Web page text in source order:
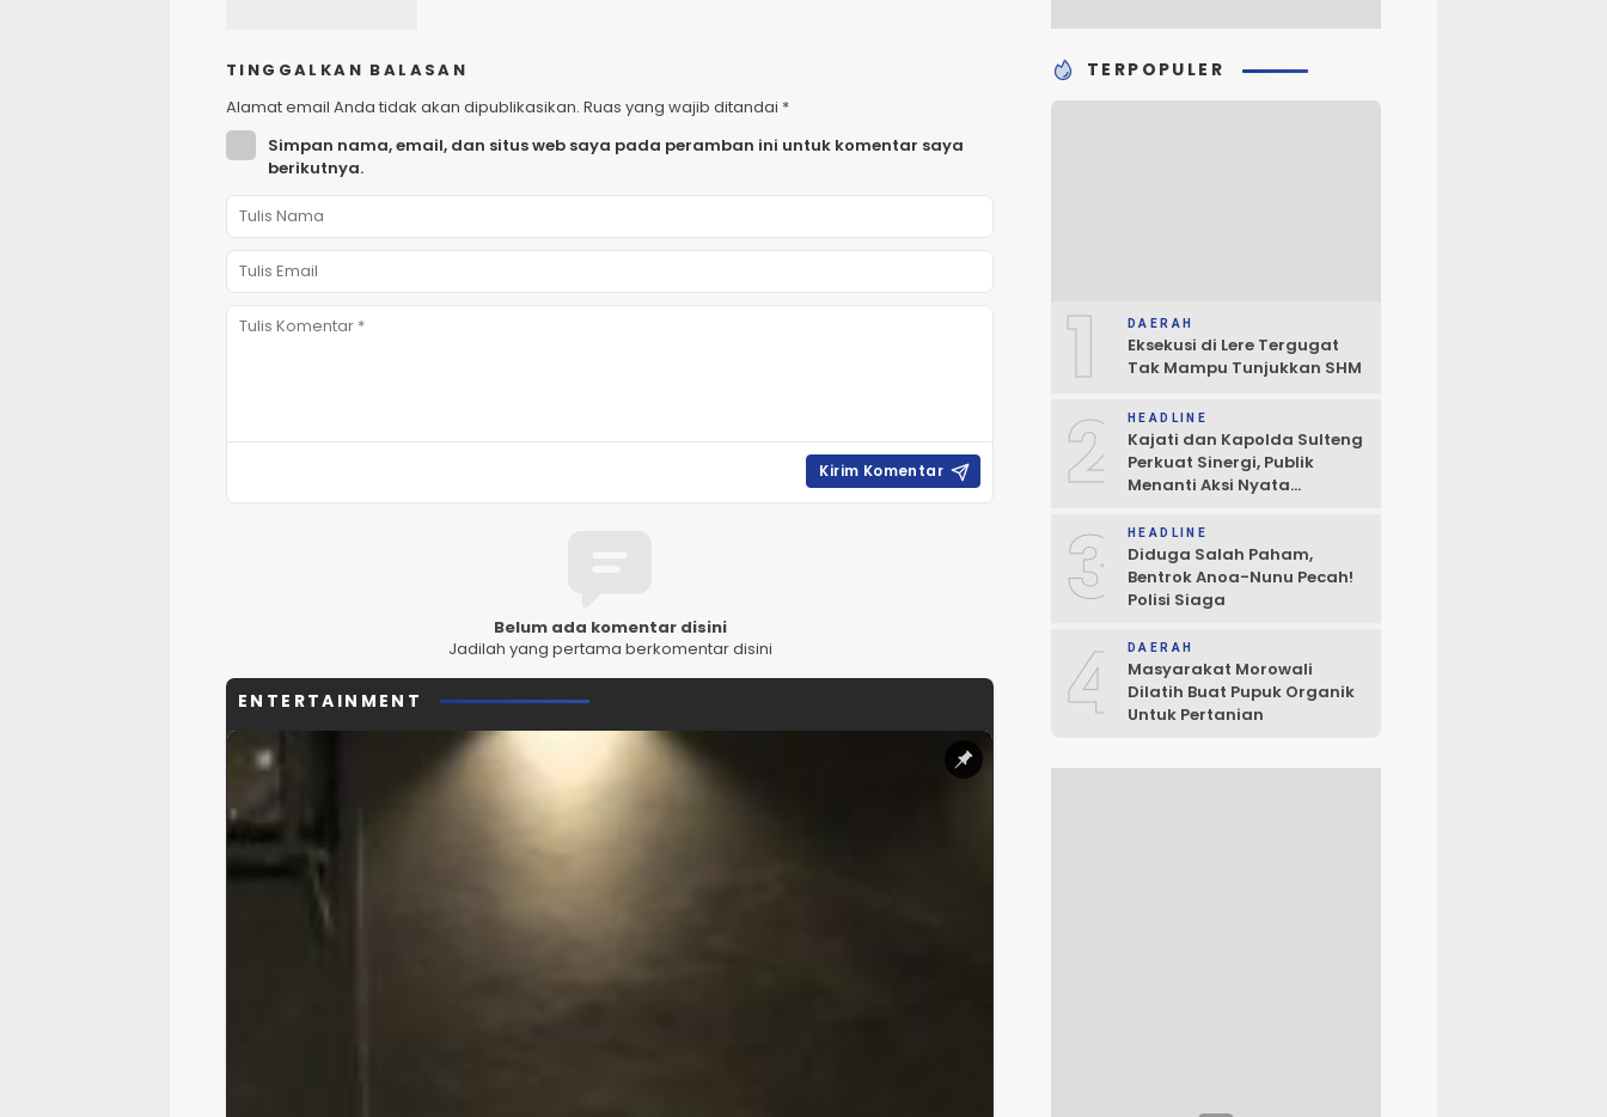
TINGGALKAN BALASAN
Alamat email Anda tidak akan dipublikasikan. Ruas yang wajib ditandai *
Simpan nama, email, dan situs web saya pada peramban ini untuk komentar saya
berikutnya.
Belum ada komentar disini
Jadilah yang pertama berkomentar disini
ENTERTAINMENT
TERPOPULER
1 DAERAH
Eksekusi di Lere Tergugat
Tak Mampu Tunjukkan SHM
2 HEADLINE
Kajati dan Kapolda Sulteng
Perkuat Sinergi, Publik
Menanti Aksi Nyata
3 HEADLINE
Diduga Salah Paham,
Bentrok Anoa-Nunu Pecah!
Polisi Siaga
4 DAERAH
Masyarakat Morowali
Dilatih Buat Pupuk Organik
Untuk Pertanian